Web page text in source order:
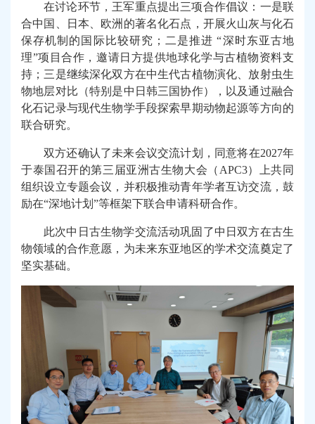
在讨论环节，王军重点提出三项合作倡议：一是联
合中国、日本、欧洲的著名化石点，开展火山灰与化石
保存机制的国际比较研究；二是推进 “深时东亚古地
理”项目合作，邀请日方提供地球化学与古植物资料支
持；三是继续深化双方在中生代古植物演化、放射虫生
物地层对比（特别是中日韩三国协作），以及通过融合
化石记录与现代生物学手段探索早期动物起源等方向的
联合研究。
双方还确认了未来会议交流计划，同意将在2027年
于泰国召开的第三届亚洲古生物大会（APC3）上共同
组织设立专题会议，并积极推动青年学者互访交流，鼓
励在“深地计划”等框架下联合申请科研合作。
此次中日古生物学交流活动巩固了中日双方在古生
物领域的合作意愿，为未来东亚地区的学术交流奠定了
坚实基础。